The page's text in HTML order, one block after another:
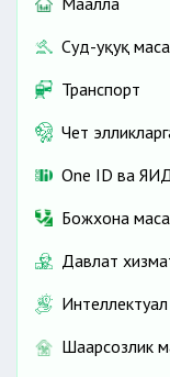
Суд-ҳуқуқ
Транспорт
Чет
One ID ва
Божхона
Давлат
Шаҳарсозлик